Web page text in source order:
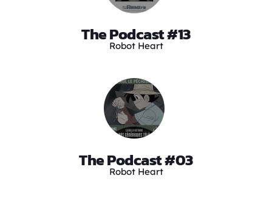
The Podcast #13
Robot Heart
The Podcast #03
Robot Heart